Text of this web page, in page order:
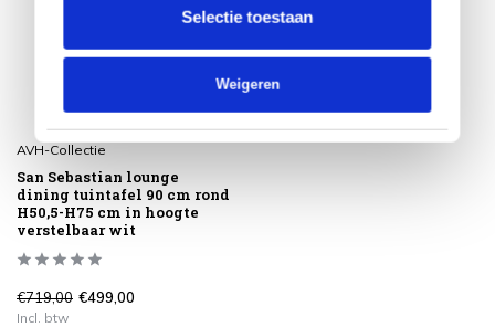
Selectie toestaan
Weigeren
AVH-Collectie
San Sebastian lounge
dining tuintafel 90 cm rond
H50,5-H75 cm in hoogte
verstelbaar wit
€719,00 €499,00
Incl. btw